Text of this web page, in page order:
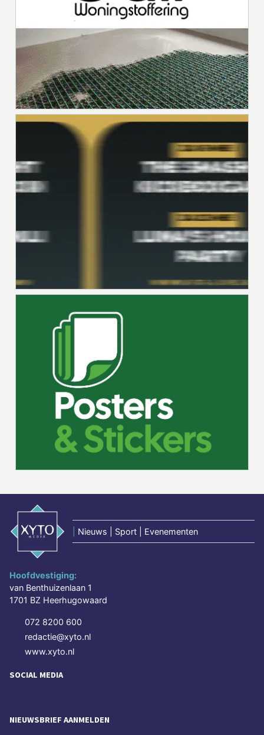
Nieuws | Sport | Evenementen
Hoofdvestiging:
van Benthuizenlaan 1
1701 BZ Heerhugowaard
072 8200 600
redactie@xyto.nl
www.xyto.nl
SOCIAL MEDIA
NIEUWSBRIEF AANMELDEN